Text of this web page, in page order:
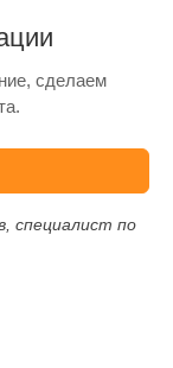
сделаем
специалист по